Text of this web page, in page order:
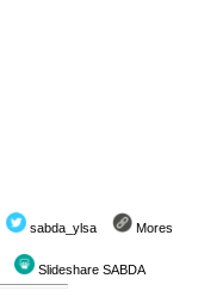
sabda_ylsa Mores
Slideshare SABDA